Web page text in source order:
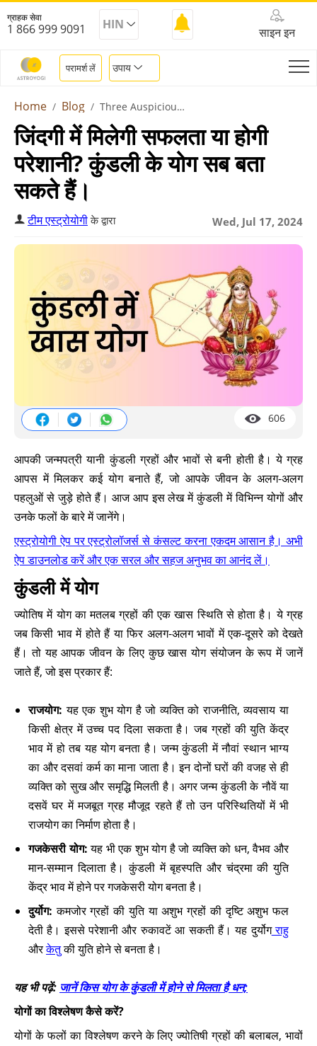
ग्राहक सेवा
1 866 999 9091 HIN
साइन इन
परामर्श लें उपाय
Home Blog Three Auspicious Yog In Kundali
जिंदगी में मिलेगी सफलता या होगी
परेशानी? कुंडली के योग सब बता
सकते हैं।
Wed, Jul 17, 2024
टीम एस्ट्रोयोगीके द्वारा
606
आपकी जन्मपत्री यानी कुंडली ग्रहों और भावों से बनी होती है। ये ग्रह
आपस में मिलकर कई योग बनाते हैं, जो आपके जीवन के अलग-अलग
पहलुओं से जुड़े होते हैं। आज आप इस लेख में कुंडली में विभिन्न योगों और
उनके फलों के बारे में जानेंगे।
एस्ट्रोयोगी ऐप पर एस्ट्रोलॉजर्स से कंसल्ट करना एकदम आसान है। अभी
ऐप डाउनलोड करें और एक सरल और सहज अनुभव का आनंद लें।
कुंडली में योग
ज्योतिष में योग का मतलब ग्रहों की एक खास स्थिति से होता है। ये ग्रह
जब किसी भाव में होते हैं या फिर अलग-अलग भावों में एक-दूसरे को देखते
हैं। तो यह आपक जीवन के लिए कुछ खास योग संयोजन के रूप में जानें
जाते हैं, जो इस प्रकार हैं:
राजयोग: यह एक शुभ योग है जो व्यक्ति को राजनीति, व्यवसाय या
किसी क्षेत्र में उच्च पद दिला सकता है। जब ग्रहों की युति केंद्र
भाव में हो तब यह योग बनता है। जन्म कुंडली में नौवां स्थान भाग्य
का और दसवां कर्म का माना जाता है। इन दोनों घरों की वजह से ही
व्यक्ति को सुख और समृद्धि मिलती है। अगर जन्म कुंडली के नौवें या
दसवें घर में मजबूत ग्रह मौजूद रहते हैं तो उन परिस्थितियों में भी
राजयोग का निर्माण होता है।
गजकेसरी योग:यह भी एक शुभ योग है जो व्यक्ति को धन, वैभव और
मान-सम्मान दिलाता है। कुंडली में बृहस्पति और चंद्रमा की युति
केंद्र भाव में होने पर गजकेसरी योग बनता है।
दुर्योग: कमजोर ग्रहों की युति या अशुभ ग्रहों की दृष्टि अशुभ फल
देती है। इससे परेशानी और रुकावटें आ सकती हैं। यह दुर्योगराहु
औरकेतुकी युति होने से बनता है।
यह भी पढ़ें: जानें किस योग के कुंडली में होने से मिलता है धन;
योगों का विश्लेषण कैसे करें?
योगों के फलों का विश्लेषण करने के लिए ज्योतिषी ग्रहों की बलाबल, भावों